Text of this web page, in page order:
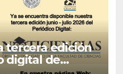
tercera edición
digital de